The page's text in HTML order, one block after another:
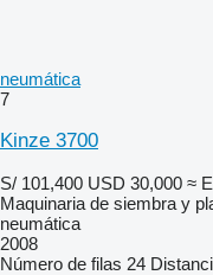
neumática
7
Kinze 3700
S/ 101,400 USD 30,000 ≈
Maquinaria de siembra y
neumática
2008
Número de filas 24